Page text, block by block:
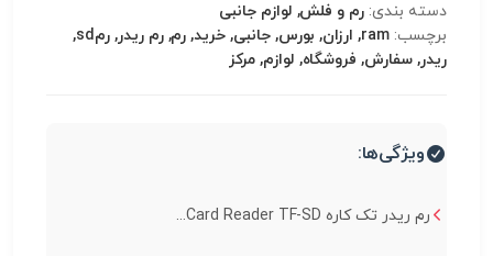
دسته بندی: رم و فلش, لوازم جانبی
برچسب:
ram, ارزان, بورس, جانبی, خرید, رم, رم ریدر, رمsd,
ریدر, سفارش, فروشگاه, لوازم, مرکز
ویژگی‌ها:
رم ریدر تک کاره Card Reader TF-SD...